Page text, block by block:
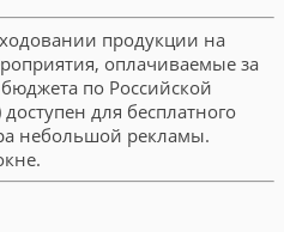
продукции на
оплачиваемые за
по Российской
для бесплатного
небольшой рекламы.